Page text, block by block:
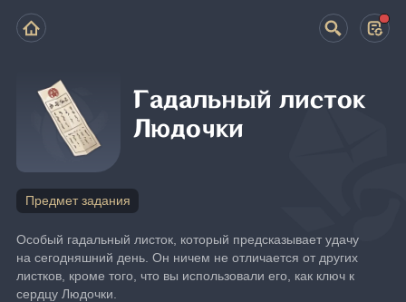
Гадальный листок
Людочки
Предмет задания
Особый гадальный листок, который предсказывает удачу
на сегодняшний день. Он ничем не отличается от других
листков, кроме того, что вы использовали его, как ключ к
сердцу Людочки.